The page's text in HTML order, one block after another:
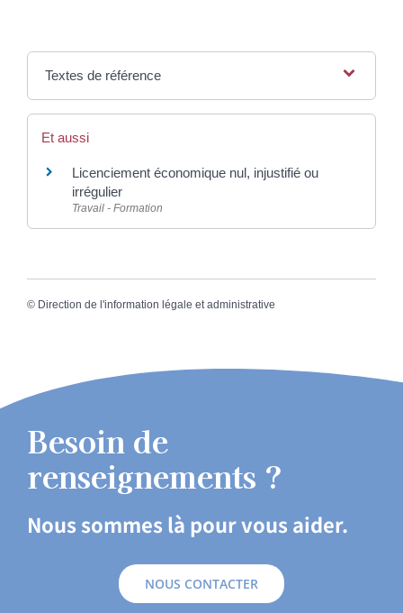
Textes de référence
Et aussi
Licenciement économique nul, injustifié ou
irrégulier
Travail - Formation
© Direction de l'information légale et administrative
Besoin de
renseignements ?
Nous sommes là pour vous aider.
NOUS CONTACTER